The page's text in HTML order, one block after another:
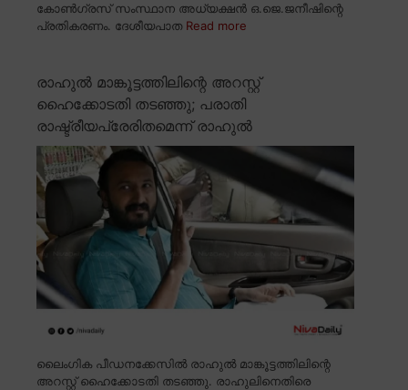
കോൺഗ്രസ് സംസ്ഥാന അധ്യക്ഷൻ ഒ.ജെ.ജനീഷിന്റെ
പ്രതികരണം. ദേശീയപാത Read more
രാഹുൽ മാങ്കൂട്ടത്തിലിന്റെ അറസ്റ്റ്
ഹൈക്കോടതി തടഞ്ഞു; പരാതി
രാഷ്ട്രീയപ്രേരിതമെന്ന് രാഹുൽ
ലൈംഗിക പീഡനക്കേസിൽ രാഹുൽ മാങ്കൂട്ടത്തിലിന്റെ
അറസ്റ്റ് ഹൈക്കോടതി തടഞ്ഞു. രാഹുലിനെതിരെ